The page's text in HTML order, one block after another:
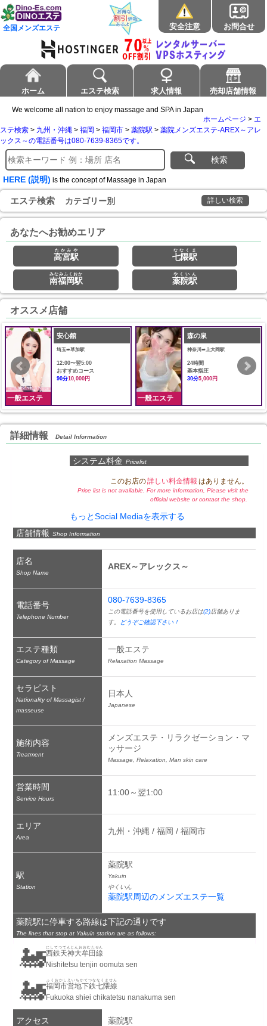
全国メンズエステ 安全注意 お問合せ
ホーム エステ検索 求人情報 売却店舗情報
We welcome all nation to enjoy massage and SPA in Japan
ホームページ > エ
ステ検索 > 九州・沖縄 > 福岡 > 福岡市 > 薬院駅 > 薬院メンズエステ-AREX～アレ
ックス～の電話番号は080-7639-8365です。
検索
HERE (説明) is the concept of Massage in Japan
エステ検索 カテゴリー別 詳しい検索
あなたへお勧めエリア
高宮駅
たかみや
七隈駅
ななくま
南福岡駅
みなみふくおか
薬院駅
やくいん
オススメ店舗
一般エステ
安心館
埼玉➠草加駅
12:00〜翌5:00
おすすめコース
90分10,000円
一般エステ
森の泉
神奈川➠上大岡駅
24時間
基本指圧
30分5,000円
詳細情報 Detail Information
システム料金 Pricelist
このお店の詳しい料金情報 はありません。
Price list is not available. For more information, Please visit the
official website or contact the shop.
もっとSocial Mediaを表示する
店舗情報 Shop Information
店名
Shop Name
AREX～アレックス～
電話番号
Telephone Number
080-7639-8365
この電話番号を使用しているお店は(2)店舗ありま
す。
どうぞご確認下さい！
エステ種類
Category of Massage
一般エステ
Relaxation Massage
セラピスト
Nationality of Massagist /
masseuse
日本人
Japanese
施術内容
Treatment
メンズエステ・リラクゼーション・マ
ッサージ
Massage, Relaxation, Man skin care
営業時間
Service Hours
11:00～翌1:00
エリア
Area
九州・沖縄 / 福岡 / 福岡市
駅
Station
薬院駅
Yakuin
やくいん
薬院駅周辺のメンズエステ一覧
薬院駅に停車する路線は下記の通りです
The lines that stop at Yakuin station are as follows:
🚂西鉄天神大牟田線
にしてつてんじんおおむたせん
Nishitetsu tenjin oomuta sen
🚂福岡市営地下鉄七隈線
ふくおかしえいちかてつななくません
Fukuoka shiei chikatetsu nanakuma sen
アクセス 薬院駅